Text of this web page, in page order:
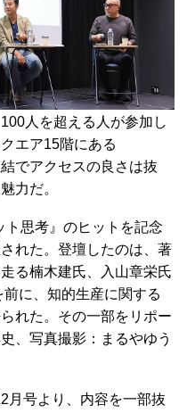
人を超える人が参加し
エア15階にある
でアクセスの良さは抜
力だ。
思考』のヒットを記念
れた。登壇したのは、著
る楠木建氏、入山章栄氏
に、知的生産に関する
れた。その一部をリポー
、写真撮影：まるやゆう
号より、内容を一部抜